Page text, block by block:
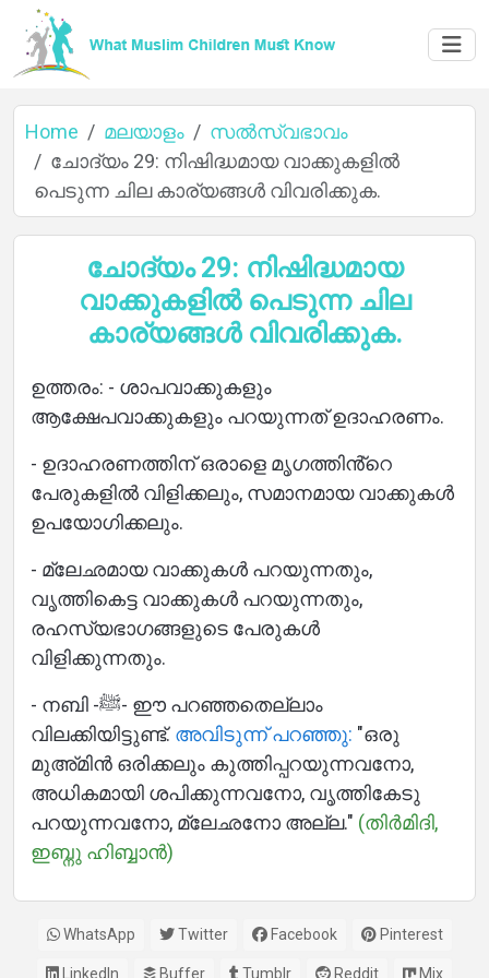
Home
About
Languages
Home മലയാളം
സൽസ്വഭാവം
ചോദ്യം 29: നിഷിദ്ധമായ വാക്കുകളിൽ
പെടുന്ന ചില കാര്യങ്ങൾ വിവരിക്കുക.
ചോദ്യം 29: നിഷിദ്ധമായ
വാക്കുകളിൽ പെടുന്ന ചില
കാര്യങ്ങൾ വിവരിക്കുക.
ഉത്തരം: - ശാപവാക്കുകളും
ആക്ഷേപവാക്കുകളും പറയുന്നത് ഉദാഹരണം.
- ഉദാഹരണത്തിന് ഒരാളെ മൃഗത്തിൻ്റെ
പേരുകളിൽ വിളിക്കലും, സമാനമായ വാക്കുകൾ
ഉപയോഗിക്കലും.
- മ്ലേഛമായ വാക്കുകൾ പറയുന്നതും,
വൃത്തികെട്ട വാക്കുകൾ പറയുന്നതും,
രഹസ്യഭാഗങ്ങളുടെ പേരുകൾ
വിളിക്കുന്നതും.
- നബി -ﷺ- ഈ പറഞ്ഞതെല്ലാം
വിലക്കിയിട്ടുണ്ട്. അവിടുന്ന് പറഞ്ഞു: "ഒരു
മുഅ്മിൻ ഒരിക്കലും കുത്തിപ്പറയുന്നവനോ,
അധികമായി ശപിക്കുന്നവനോ, വൃത്തികേടു
പറയുന്നവനോ, മ്ലേഛനോ അല്ല." (തിർമിദി,
ഇബ്നു ഹിബ്ബാൻ)
WhatsApp Twitter Facebook Pinterest
LinkedIn Buffer Tumblr Reddit Mix